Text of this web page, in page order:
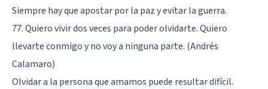
Siempre hay que apostar por la paz y evitar la guerra.
77. Quiero vivir dos veces para poder olvidarte. Quiero
llevarte conmigo y no voy a ninguna parte. (Andrés
Calamaro)
Olvidar a la persona que amamos puede resultar difícil.